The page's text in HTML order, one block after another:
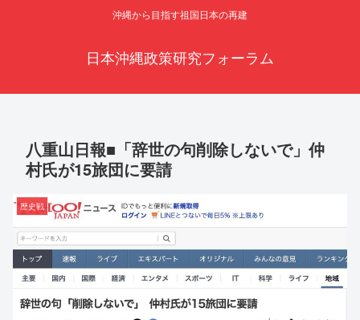
沖縄から目指す祖国日本の再建
日本沖縄政策研究フォーラム
八重山日報■「辞世の句削除しないで」仲
村氏が15旅団に要請
歴史戦